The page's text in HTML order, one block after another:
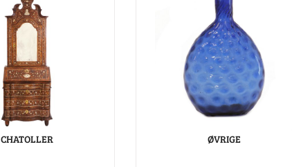
CHATOLLER ØVRIGE